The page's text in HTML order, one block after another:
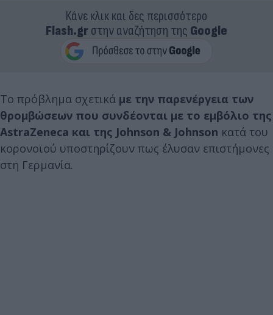
Κάνε κλικ και δες περισσότερο
Flash.grστην αναζήτηση της Google
Το πρόβλημα σχετικά με την παρενέργεια των
θρομβώσεων που συνδέονται με το εμβόλιο της
AstraZeneca και της Johnson & Johnson κατά του
κορονοϊού υποστηρίζουν πως έλυσαν επιστήμονες
στη Γερμανία.